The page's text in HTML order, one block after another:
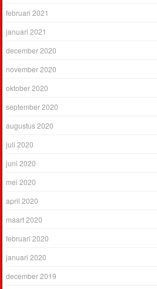
februari 2021
januari 2021
december 2020
november 2020
oktober 2020
september 2020
augustus 2020
juli 2020
juni 2020
mei 2020
april 2020
maart 2020
februari 2020
januari 2020
december 2019